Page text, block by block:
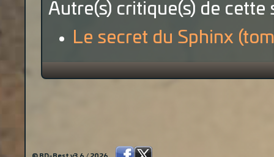
Autre(s) critique(s) de cette
Le secret du Sphinx